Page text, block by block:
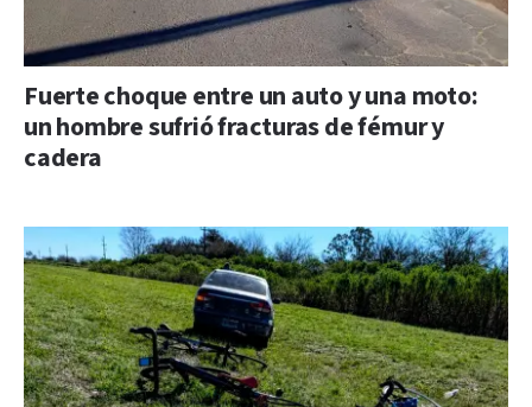
Fuerte choque entre un auto y una moto:
un hombre sufrió fracturas de fémur y
cadera